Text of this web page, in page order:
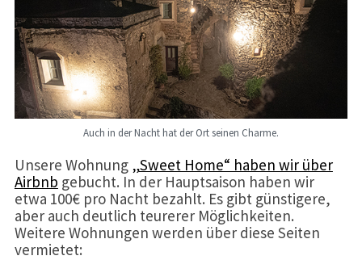
Auch in der Nacht hat der Ort seinen Charme.
Unsere Wohnung „Sweet Home“ haben wir über
Airbnb gebucht. In der Hauptsaison haben wir
etwa 100€ pro Nacht bezahlt. Es gibt günstigere,
aber auch deutlich teurerer Möglichkeiten.
Weitere Wohnungen werden über diese Seiten
vermietet: